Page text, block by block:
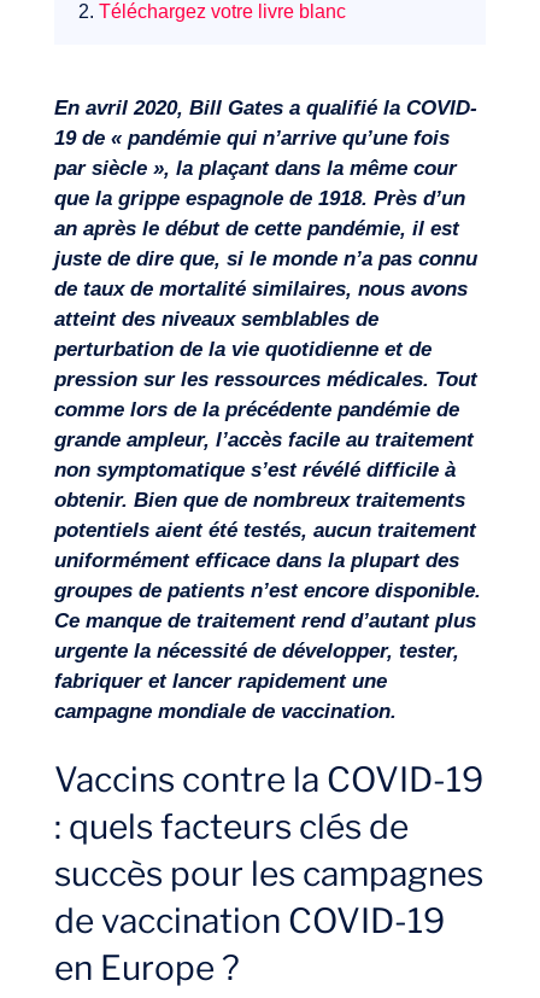
Expertises
Notre aventure
2. Téléchargez votre livre blanc
En avril 2020, Bill Gates a qualifié la COVID-
19 de « pandémie qui n’arrive qu’une fois
par siècle », la plaçant dans la même cour
que la grippe espagnole de 1918. Près d’un
an après le début de cette pandémie, il est
juste de dire que, si le monde n’a pas connu
de taux de mortalité similaires, nous avons
atteint des niveaux semblables de
perturbation de la vie quotidienne et de
pression sur les ressources médicales. Tout
comme lors de la précédente pandémie de
grande ampleur, l’accès facile au traitement
non symptomatique s’est révélé difficile à
obtenir. Bien que de nombreux traitements
potentiels aient été testés, aucun traitement
uniformément efficace dans la plupart des
groupes de patients n’est encore disponible.
Ce manque de traitement rend d’autant plus
urgente la nécessité de développer, tester,
fabriquer et lancer rapidement une
campagne mondiale de vaccination.
Vaccins contre la COVID-19
: quels facteurs clés de
succès pour les campagnes
de vaccination COVID-19
en Europe ?